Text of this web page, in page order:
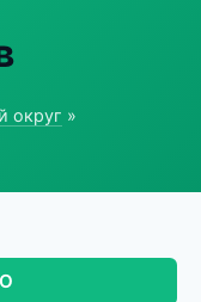
округ »